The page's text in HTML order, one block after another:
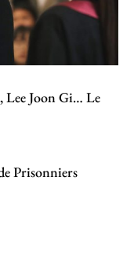
Lee Joon Gi… Le
Prisonniers